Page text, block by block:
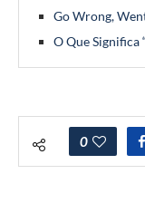
Go Wrong,
O Que Significa
0